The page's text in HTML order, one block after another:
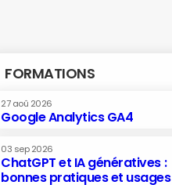
FORMATIONS
27 aoû 2026
Google Analytics GA4
03 sep 2026
ChatGPT et IA génératives :
bonnes pratiques et usages